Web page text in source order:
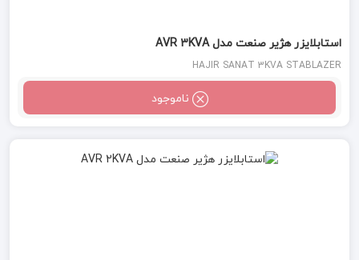
استابلایزر هژیر صنعت مدل AVR 3KVA
HAJIR SANAT 3KVA STABLAZER
ناموجود